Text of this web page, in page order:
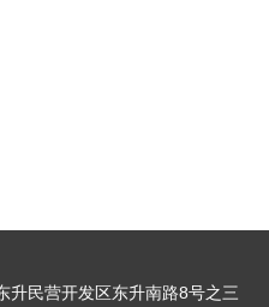
升民营开发区东升南路8号之三